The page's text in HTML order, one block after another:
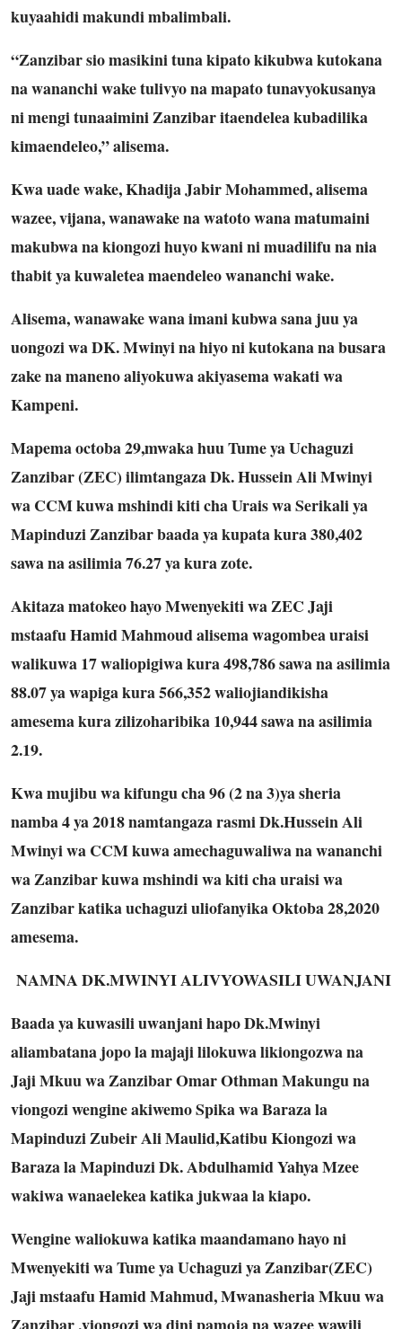
kuyaahidi makundi mbalimbali.
“Zanzibar sio masikini tuna kipato kikubwa kutokana
na wananchi wake tulivyo na mapato tunavyokusanya
ni mengi tunaaimini Zanzibar itaendelea kubadilika
kimaendeleo,” alisema.
Kwa uade wake, Khadija Jabir Mohammed, alisema
wazee, vijana, wanawake na watoto wana matumaini
makubwa na kiongozi huyo kwani ni muadilifu na nia
thabit ya kuwaletea maendeleo wananchi wake.
Alisema, wanawake wana imani kubwa sana juu ya
uongozi wa DK. Mwinyi na hiyo ni kutokana na busara
zake na maneno aliyokuwa akiyasema wakati wa
Kampeni.
Mapema octoba 29,mwaka huu Tume ya Uchaguzi
Zanzibar (ZEC) ilimtangaza Dk. Hussein Ali Mwinyi
wa CCM kuwa mshindi kiti cha Urais wa Serikali ya
Mapinduzi Zanzibar baada ya kupata kura 380,402
sawa na asilimia 76.27 ya kura zote.
Akitaza matokeo hayo Mwenyekiti wa ZEC Jaji
mstaafu Hamid Mahmoud alisema wagombea uraisi
walikuwa 17 waliopigiwa kura 498,786 sawa na asilimia
88.07 ya wapiga kura 566,352 waliojiandikisha
amesema kura zilizoharibika 10,944 sawa na asilimia
2.19.
Kwa mujibu wa kifungu cha 96 (2 na 3)ya sheria
namba 4 ya 2018 namtangaza rasmi Dk.Hussein Ali
Mwinyi wa CCM kuwa amechaguwaliwa na wananchi
wa Zanzibar kuwa mshindi wa kiti cha uraisi wa
Zanzibar katika uchaguzi uliofanyika Oktoba 28,2020
amesema.
NAMNA DK.MWINYI ALIVYOWASILI UWANJANI
Baada ya kuwasili uwanjani hapo Dk.Mwinyi
aliambatana jopo la majaji lilokuwa likiongozwa na
Jaji Mkuu wa Zanzibar Omar Othman Makungu na
viongozi wengine akiwemo Spika wa Baraza la
Mapinduzi Zubeir Ali Maulid,Katibu Kiongozi wa
Baraza la Mapinduzi Dk. Abdulhamid Yahya Mzee
wakiwa wanaelekea katika jukwaa la kiapo.
Wengine waliokuwa katika maandamano hayo ni
Mwenyekiti wa Tume ya Uchaguzi ya Zanzibar(ZEC)
Jaji mstaafu Hamid Mahmud, Mwanasheria Mkuu wa